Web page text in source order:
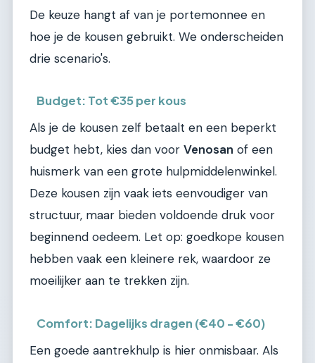
De keuze hangt af van je portemonnee en
hoe je de kousen gebruikt. We onderscheiden
drie scenario's.
Budget: Tot €35 per kous
Als je de kousen zelf betaalt en een beperkt
budget hebt, kies dan voor Venosan of een
huismerk van een grote hulpmiddelenwinkel.
Deze kousen zijn vaak iets eenvoudiger van
structuur, maar bieden voldoende druk voor
beginnend oedeem. Let op: goedkope kousen
hebben vaak een kleinere rek, waardoor ze
moeilijker aan te trekken zijn.
Comfort: Dagelijks dragen (€40 - €60)
Een goede aantrekhulp is hier onmisbaar. Als